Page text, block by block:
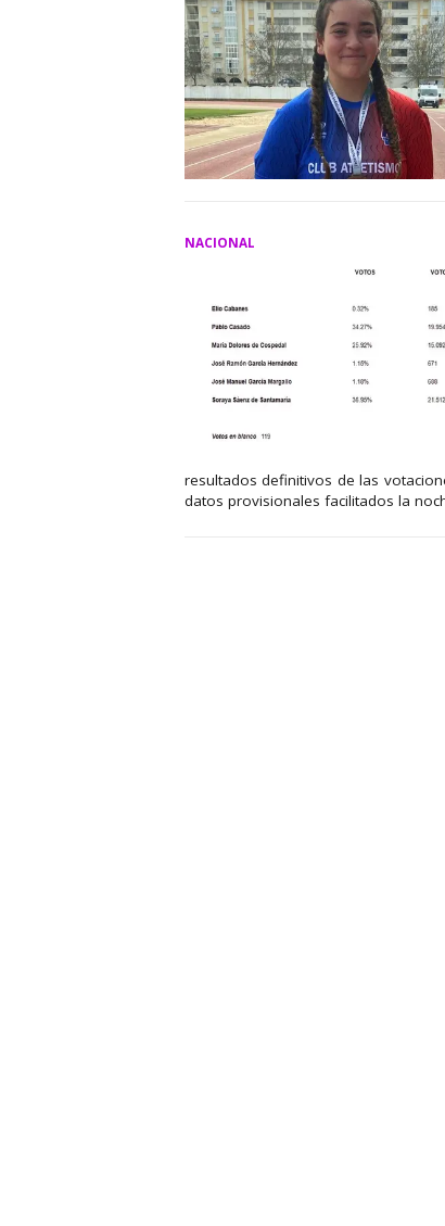
NACIONAL
resultados definitivos de las
datos provisionales facilitados la